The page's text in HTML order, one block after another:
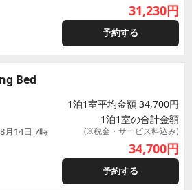
31,230円
予約する
Bed
月14日 7時
1泊1室平均金額 34,700円
1泊1室の合計金額
(※税金・サービス料込み)
34,700円
予約する